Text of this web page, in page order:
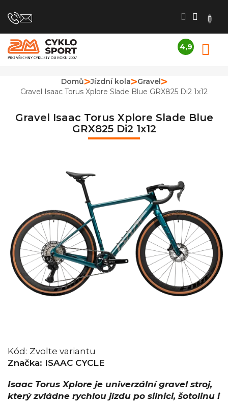
na
4,9
4,9
hvězdiček.
Domů Jízdní kola
Gravel
Gravel Isaac Torus Xplore Slade Blue GRX825 Di2 1x12
Gravel Isaac Torus Xplore Slade Blue
GRX825 Di2 1x12
Kód: Zvolte variantu
Značka: ISAAC CYCLE
Isaac Torus Xplore je univerzální gravel stroj,
který zvládne rychlou jízdu po silnici, šotolinu i